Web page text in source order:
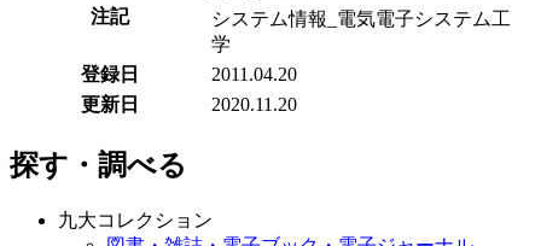
注記
システム情報_電気電子システム工
学
登録日
2011.04.20
更新日
2020.11.20
探す・調べる
九大コレクション